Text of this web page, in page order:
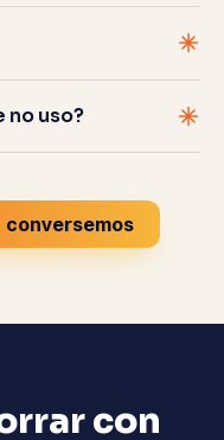
no uso?
con